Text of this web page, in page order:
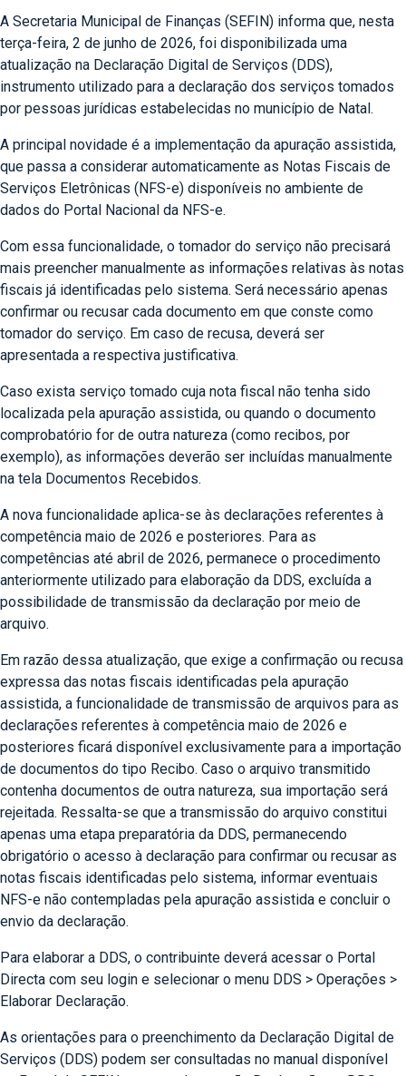
A Secretaria Municipal de Finanças (SEFIN) informa que, nesta
terça-feira, 2 de junho de 2026, foi disponibilizada uma
atualização na Declaração Digital de Serviços (DDS),
instrumento utilizado para a declaração dos serviços tomados
por pessoas jurídicas estabelecidas no município de Natal.
A principal novidade é a implementação da apuração assistida,
que passa a considerar automaticamente as Notas Fiscais de
Serviços Eletrônicas (NFS-e) disponíveis no ambiente de
dados do Portal Nacional da NFS-e.
Com essa funcionalidade, o tomador do serviço não precisará
mais preencher manualmente as informações relativas às notas
fiscais já identificadas pelo sistema. Será necessário apenas
confirmar ou recusar cada documento em que conste como
tomador do serviço. Em caso de recusa, deverá ser
apresentada a respectiva justificativa.
Caso exista serviço tomado cuja nota fiscal não tenha sido
localizada pela apuração assistida, ou quando o documento
comprobatório for de outra natureza (como recibos, por
exemplo), as informações deverão ser incluídas manualmente
na tela Documentos Recebidos.
A nova funcionalidade aplica-se às declarações referentes à
competência maio de 2026 e posteriores. Para as
competências até abril de 2026, permanece o procedimento
anteriormente utilizado para elaboração da DDS, excluída a
possibilidade de transmissão da declaração por meio de
arquivo.
Em razão dessa atualização, que exige a confirmação ou recusa
expressa das notas fiscais identificadas pela apuração
assistida, a funcionalidade de transmissão de arquivos para as
declarações referentes à competência maio de 2026 e
posteriores ficará disponível exclusivamente para a importação
de documentos do tipo Recibo. Caso o arquivo transmitido
contenha documentos de outra natureza, sua importação será
rejeitada. Ressalta-se que a transmissão do arquivo constitui
apenas uma etapa preparatória da DDS, permanecendo
obrigatório o acesso à declaração para confirmar ou recusar as
notas fiscais identificadas pelo sistema, informar eventuais
NFS-e não contempladas pela apuração assistida e concluir o
envio da declaração.
Para elaborar a DDS, o contribuinte deverá acessar o Portal
Directa com seu login e selecionar o menu DDS > Operações >
Elaborar Declaração.
As orientações para o preenchimento da Declaração Digital de
Serviços (DDS) podem ser consultadas no manual disponível